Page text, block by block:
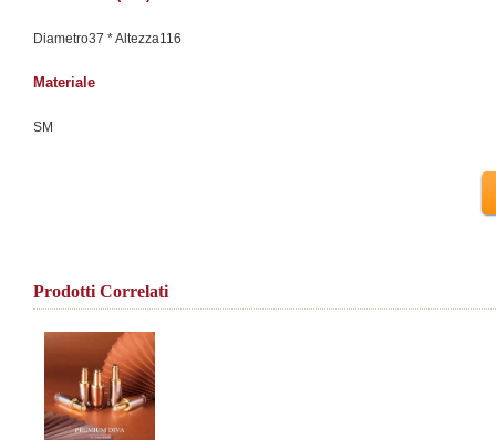
Diametro37 * Altezza116
Materiale
SM
Prodotti Correlati